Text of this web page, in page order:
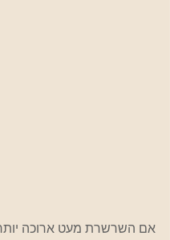
אם השרשרת מעט ארוכה